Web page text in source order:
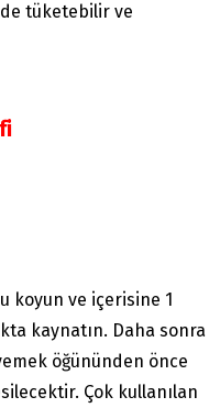
tüketebilir ve
koyun ve içerisine 1
kaynatın. Daha sonra
öğününden önce
Çok kullanılan